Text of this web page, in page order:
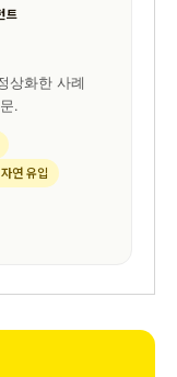
트
상화한 사례
.
연 유입